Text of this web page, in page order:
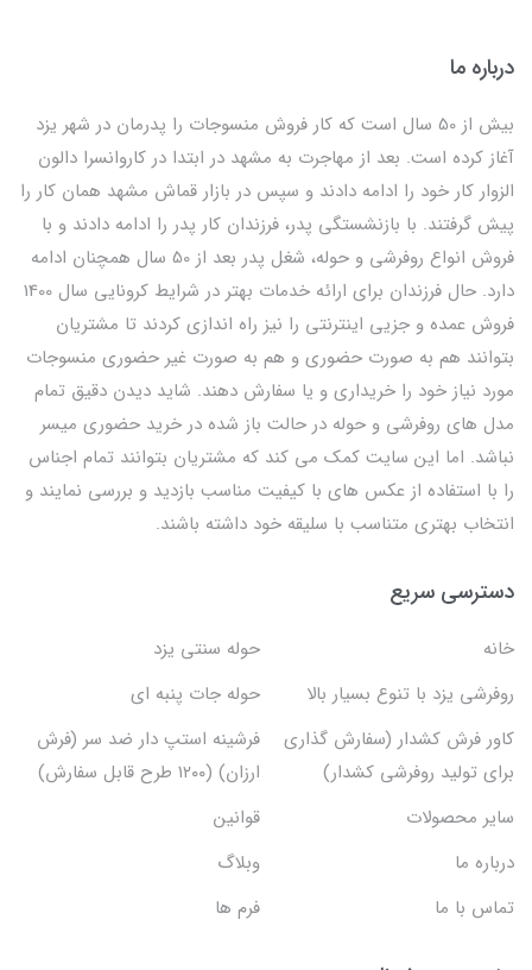
درباره ما
بیش از 50 سال است که کار فروش منسوجات را پدرمان در شهر یزد
آغاز کرده است. بعد از مهاجرت به مشهد در ابتدا در کاروانسرا دالون
الزوار کار خود را ادامه دادند و سپس در بازار قماش مشهد همان کار را
پیش گرفتند. با بازنشستگی پدر، فرزندان کار پدر را ادامه دادند و با
فروش انواع روفرشی و حوله، شغل پدر بعد از 50 سال همچنان ادامه
دارد. حال فرزندان برای ارائه خدمات بهتر در شرایط کرونایی سال 1400
فروش عمده و جزیی اینترنتی را نیز راه اندازی کردند تا مشتریان
بتوانند هم به صورت حضوری و هم به صورت غیر حضوری منسوجات
مورد نیاز خود را خریداری و یا سفارش دهند. شاید دیدن دقیق تمام
مدل های روفرشی و حوله در حالت باز شده در خرید حضوری میسر
نباشد. اما این سایت کمک می کند که مشتریان بتوانند تمام اجناس
را با استفاده از عکس های با کیفیت مناسب بازدید و بررسی نمایند و
انتخاب بهتری متناسب با سلیقه خود داشته باشند.
دسترسی سریع
خانه
حوله سنتی یزد
روفرشی یزد با تنوع بسیار بالا
حوله جات پنبه ای
کاور فرش کشدار (سفارش گذاری
برای تولید روفرشی کشدار)
فرشینه استپ دار ضد سر (فرش
ارزان) (۱۲۰۰ طرح قابل سفارش)
سایر محصولات
قوانین
درباره ما
وبلاگ
تماس با ما
فرم ها